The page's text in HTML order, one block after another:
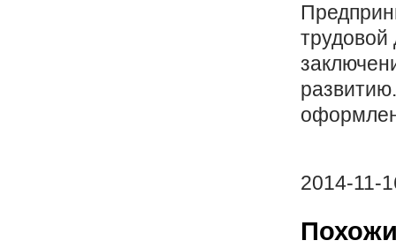
трудовой
2014-11-